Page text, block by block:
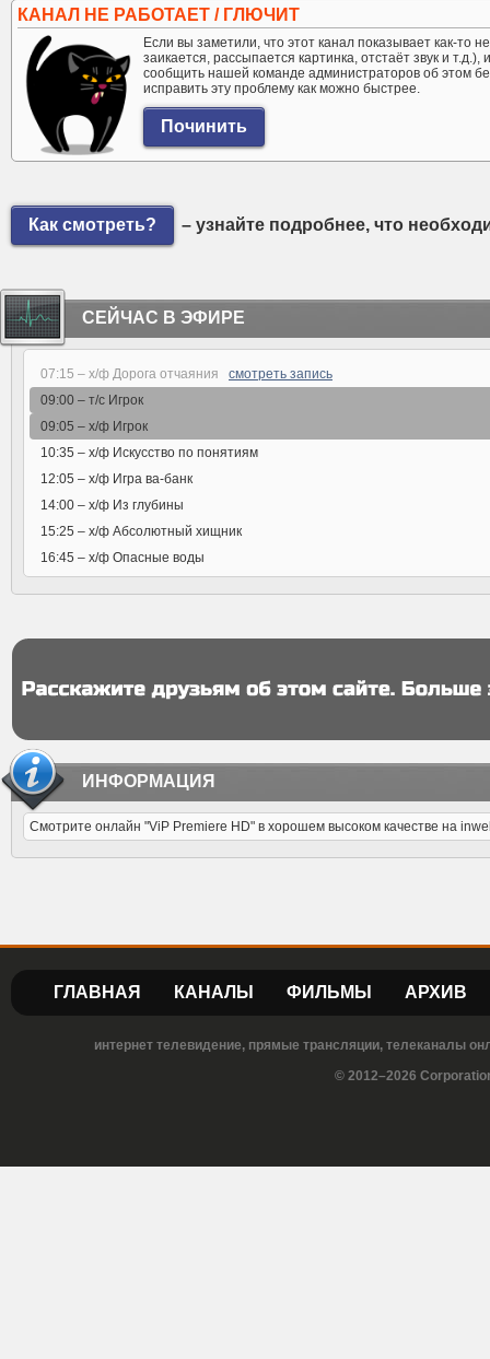
КАНАЛ НЕ РАБОТАЕТ / ГЛЮЧИТ
Если вы заметили, что этот канал показывает как-то
заикается, рассыпается картинка, отстаёт звук и
сообщить нашей команде администраторов об этом
исправить эту проблему как можно быстрее.
Как смотреть? – узнайте подробнее, что
СЕЙЧАС В ЭФИРЕ
07:15 – х/ф Дорога отчаяния смотреть запись
09:00 – т/с Игрок
09:05 – х/ф Игрок
10:35 – х/ф Искусство по понятиям
12:05 – х/ф Игра ва-банк
14:00 – х/ф Из глубины
15:25 – х/ф Абсолютный хищник
16:45 – х/ф Опасные воды
ИНФОРМАЦИЯ
Смотрите онлайн "ViP Premiere HD" в хорошем высоком качестве на
ГЛАВНАЯ КАНАЛЫ ФИЛЬМЫ АРХИВ
интернет телевидение, прямые трансляции, телеканалы
© 2012–2026